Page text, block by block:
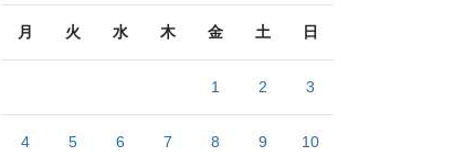
月 火 水 木 金 土 日
1 2 3
4 5 6 7 8 9 10